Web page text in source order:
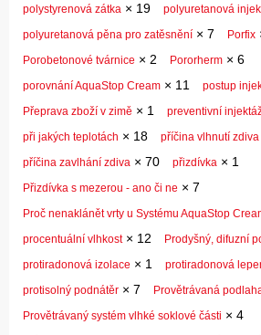
polystyrenová zátka × 19 polyuretanová
polyuretanová pěna pro zatěsnění × 7 Porfix
Porobetonové tvárnice × 2 Pororherm × 6
porovnání AquaStop Cream × 11 postup
Přeprava zboží v zimě × 1 preventivní
při jakých teplotách × 18 příčina vlhnutí
příčina zavlhání zdiva × 70 přizdívka × 1
Přizdívka s mezerou - ano či ne × 7
Proč nenaklánět vrty u Systému AquaStop
procentuální vlhkost× 12 Prodyšný, difuzní
protiradonová izolace × 1 protiradonová
protisolný podnátěr × 7 Provětrávaná
Provětrávaný systém vlhké soklové části × 4